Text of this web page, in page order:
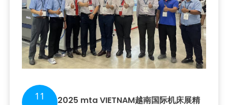
11
2025 mta VIETNAM越南国际机床展精